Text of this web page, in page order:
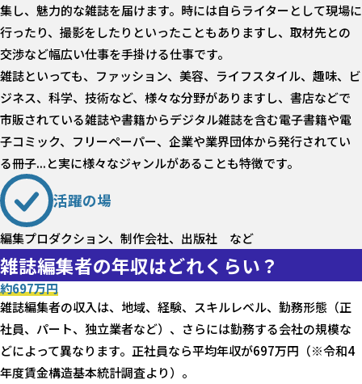
集し、魅力的な雑誌を届けます。時には自らライターとして現場に
行ったり、撮影をしたりといったこともありますし、取材先との
交渉など幅広い仕事を手掛ける仕事です。
雑誌といっても、ファッション、美容、ライフスタイル、趣味、ビ
ジネス、科学、技術など、様々な分野がありますし、書店などで
市販されている雑誌や書籍からデジタル雑誌を含む電子書籍や電
子コミック、フリーペーパー、企業や業界団体から発行されてい
る冊子...と実に様々なジャンルがあることも特徴です。
活躍の場
編集プロダクション、制作会社、出版社 など
雑誌編集者の年収はどれくらい？
約697万円
雑誌編集者の収入は、地域、経験、スキルレベル、勤務形態（正
社員、パート、独立業者など）、さらには勤務する会社の規模な
どによって異なります。正社員なら平均年収が697万円（※令和4
年度賃金構造基本統計調査より）。